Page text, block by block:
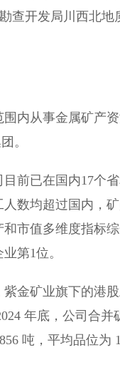
查开发局川西北
内从事金属矿产
。
前已在国内17个
数均超过国内，
市值多维度指标
第1位。
金矿业旗下的港
年底，公司合
吨，平均品位为